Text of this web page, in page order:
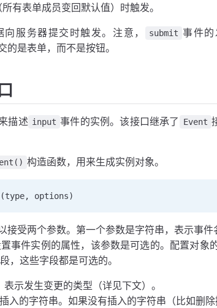
有表单成员变回默认值）时触发。
服务器提交时触发。注意， submit 事件
的是表单，而不是按钮。
描述 input 事件的实例。该接口继承了 Event
构造函数，用来生成实例对象。
(type, options)
接受两个参数。第一个参数是字符串，表示事
事件实例的属性，该参数是可选的。配置对象
，这些字段都是可选的。
表示发生变更的类型（详见下文）。
入的字符串。如果没有插入的字符串（比如删